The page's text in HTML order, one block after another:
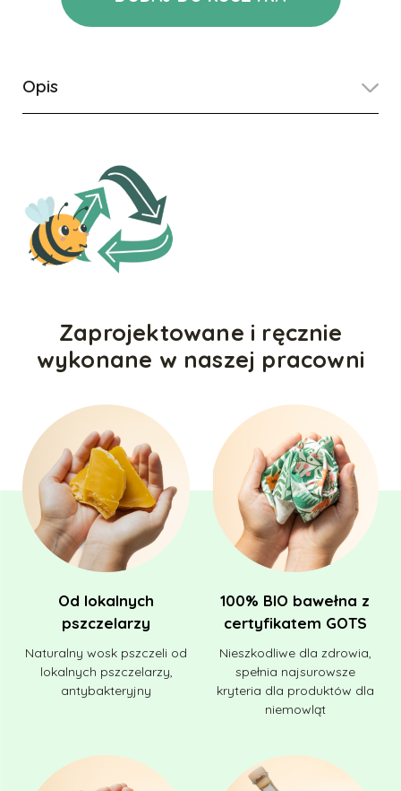
Opis
Zaprojektowane i ręcznie
wykonane w naszej pracowni
Od lokalnych
pszczelarzy
Naturalny wosk pszczeli od
lokalnych pszczelarzy,
antybakteryjny
100% BIO bawełna z
certyfikatem GOTS
Nieszkodliwe dla zdrowia,
spełnia najsurowsze
kryteria dla produktów dla
niemowląt